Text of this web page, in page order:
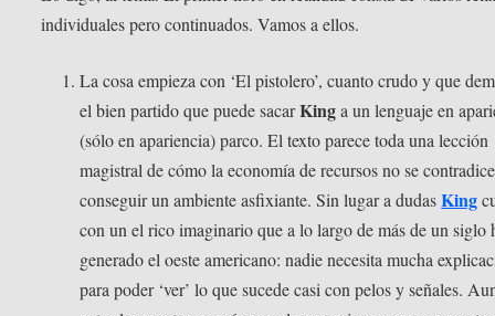
individuales pero continuados. Vamos a ellos.
La cosa empieza con ‘El pistolero’, cuanto crudo y que
el bien partido que puede sacarKinga un lenguaje en
(sólo en apariencia) parco. El texto parece toda una lección
magistral de cómo la economía de recursos no se
conseguir un ambiente asfixiante. Sin lugar a dudasKing
con un el rico imaginario que a lo largo de más de un siglo
generado el oeste americano: nadie necesita mucha
para poder ‘ver’ lo que sucede casi con pelos y señales.